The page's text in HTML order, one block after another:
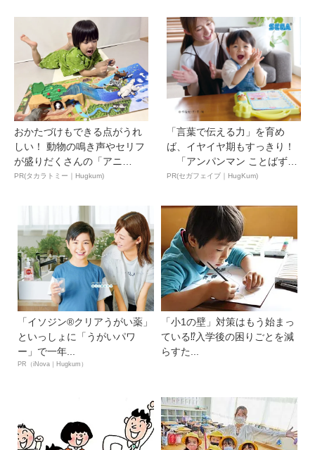
おかたづけもできる点がうれ
しい！ 動物の鳴き声やセリフ
が盛りだくさんの「アニ
ア ...
PR(タカラトミー｜Hugkum)
「言葉で伝える力」を育め
ば、イヤイヤ期もすっきり！
「アンパンマン ことばずか
ん...
PR(セガフェイブ｜HugKum)
「イソジン®クリアうがい薬」
といっしょに「うがいパワ
ー」で一年...
PR（iNova｜Hugkum）
「小1の壁」対策はもう始まっ
ている⁉入学後の困りごとを減
らすた...